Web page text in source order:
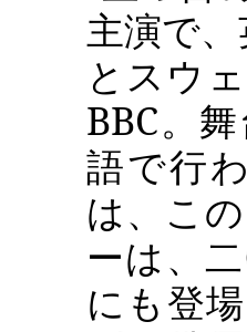
主演で
とスウ
BBC。
語で行
は、こ
ーは、
にも登